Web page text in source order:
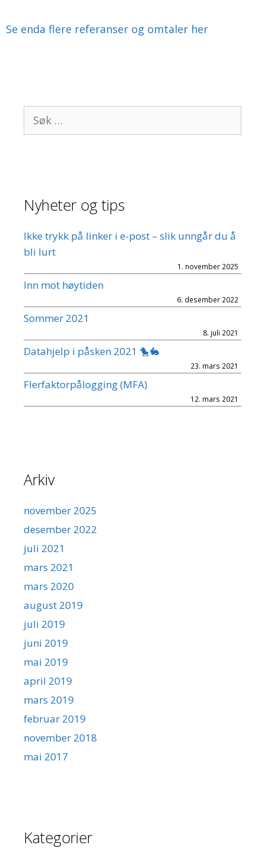
Se enda flere referanser og omtaler her
Søk
Nyheter og tips
Ikke trykk på linker i e-post – slik unngår du å
bli lurt
1. november 2025
Inn mot høytiden
6. desember 2022
Sommer 2021
8. juli 2021
Datahjelp i påsken 2021 🐤🐇
23. mars 2021
Flerfaktorpålogging (MFA)
12. mars 2021
Arkiv
november 2025
desember 2022
juli 2021
mars 2021
mars 2020
august 2019
juli 2019
juni 2019
mai 2019
april 2019
mars 2019
februar 2019
november 2018
mai 2017
Kategorier